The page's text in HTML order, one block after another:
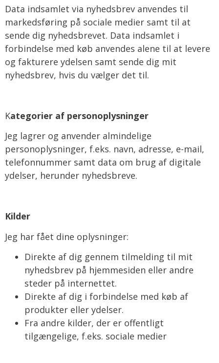
Data indsamlet via nyhedsbrev anvendes til
markedsføring på sociale medier samt til at
sende dig nyhedsbrevet. Data indsamlet i
forbindelse med køb anvendes alene til at levere
og fakturere ydelsen samt sende dig mit
nyhedsbrev, hvis du vælger det til.
Kategorier af personoplysninger
Jeg lagrer og anvender almindelige
personoplysninger, f.eks. navn, adresse, e-mail,
telefonnummer samt data om brug af digitale
ydelser, herunder nyhedsbreve.
Kilder
Jeg har fået dine oplysninger:
Direkte af dig gennem tilmelding til mit
nyhedsbrev på hjemmesiden eller andre
steder på internettet.
Direkte af dig i forbindelse med køb af
produkter eller ydelser.
Fra andre kilder, der er offentligt
tilgængelige, f.eks. sociale medier